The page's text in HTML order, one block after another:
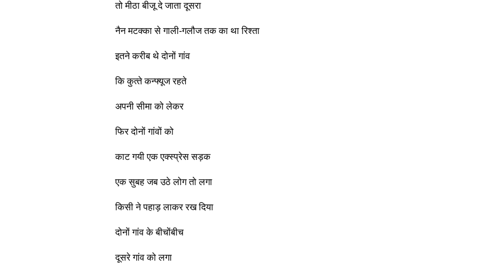
तो मीठा बीजू दे जाता दूसरा
नैन मटक्‍का से गाली-गलौज तक का था रिश्‍ता
इतने करीब थे दोनों गांव
कि कुत्‍ते कन्‍फ्यूज रहते
अपनी सीमा को लेकर
फिर दोनों गांवों को
काट गयी एक एक्‍स्‍प्रेस सड़क
एक सुबह जब उठे लोग तो लगा
किसी ने पहाड़ लाकर रख दिया
दोनों गांव के बीचोंबीच
दूसरे गांव को लगा